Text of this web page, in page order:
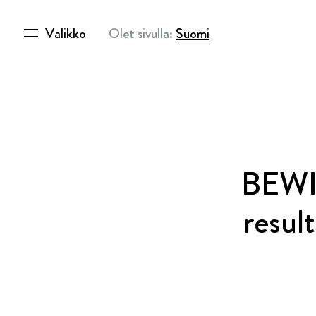
Valikko Olet sivulla:Suomi